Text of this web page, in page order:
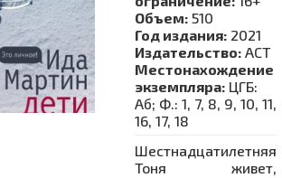
Объем: 510
Год издания: 2021
Издательство: АСТ
Местонахождение
экземпляра: ЦГБ:
Аб; Ф.: 1, 7, 8, 9, 10, 11,
16, 17, 18
Шестнадцатилетняя
Тоня живет,